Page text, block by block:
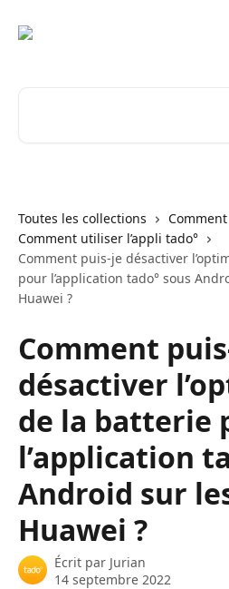
Toutes les collections
Comment utiliser l’appli tado°
Comment puis-je désactiver
pour l’application tado° sous
Huawei ?
Comment
désactiver
de la batterie
l’application
Android sur
Huawei ?
Écrit par Jurian
14 septembre 2022